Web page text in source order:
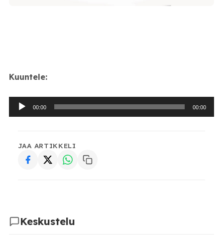
Kuuntele:
Äänitoistin
00:00 00:00
JAA ARTIKKELI
Keskustelu